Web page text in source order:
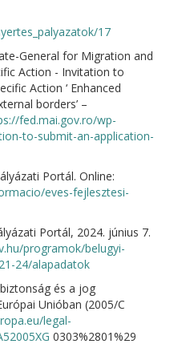
17
General for Migration and
Action - Invitation to
Action ‘ Enhanced
borders’ –
fed.mai.gov.ro/wp-
to-submit-an-application-
Portál. Online:
eves-fejlesztesi-
Portál, 2024. június 7.
programok/belugyi-
24/alapadatok
és a jog
Unióban (2005/C
legal-
0303%2801%29